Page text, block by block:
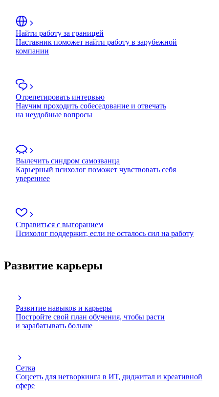
Найти работу за границей
Наставник поможет найти работу в зарубежной
компании
Отрепетировать интервью
Научим проходить собеседование и отвечать
на неудобные вопросы
Вылечить синдром самозванца
Карьерный психолог поможет чувствовать себя
увереннее
Справиться с выгоранием
Психолог поддержит, если не осталось сил на работу
Развитие карьеры
Развитие навыков и карьеры
Постройте свой план обучения, чтобы расти
и зарабатывать больше
Сетка
Соцсеть для нетворкинга в ИТ, диджитал и креативной
сфере